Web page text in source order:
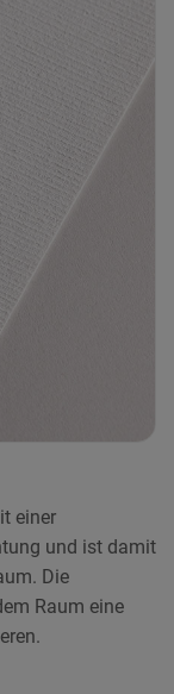
einer
und ist damit
Die
Raum eine